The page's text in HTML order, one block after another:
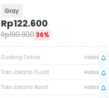
Gray
Rp122.600
Rp190.900 36%
Gudang Online
Habis
Toko Jakarta Pusat
Habis
Toko Jakarta Barat
Habis